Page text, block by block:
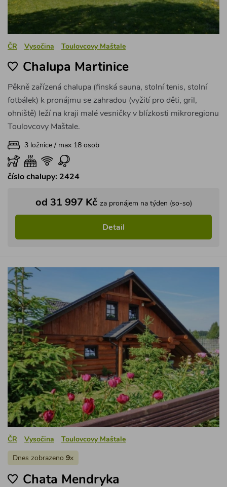
ČR Vysočina Toulovcovy Maštale
Chalupa Martinice
Pěkně zařízená chalupa (finská sauna, stolní tenis, stolní
fotbálek) k pronájmu se zahradou (vyžití pro děti, gril,
ohniště) leží na kraji malé vesničky v blízkosti mikroregionu
Toulovcovy Maštale.
3 ložnice / max 18 osob
číslo chalupy: 2424
od 31 997 Kč za pronájem na týden (so-so)
Detail
ČR Vysočina Toulovcovy Maštale
Dnes zobrazeno 9x
Chata Mendryka